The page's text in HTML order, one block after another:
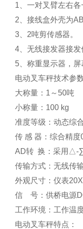
1、一对叉臂左右
2、接线盒外壳为
3、2吨剪传感器。
4、无线接发器接发
5、称重显示器，屏
电动叉车秤技术参
大称量：1～50吨
小称量：100 kg
准度等级：动态综
传 感 器：综合精
AD转 换：采用△-
传输方式：无线传
外观尺寸：仪表
信 号：供桥电源
工作环境：工作温
电动叉车秤特点 ：